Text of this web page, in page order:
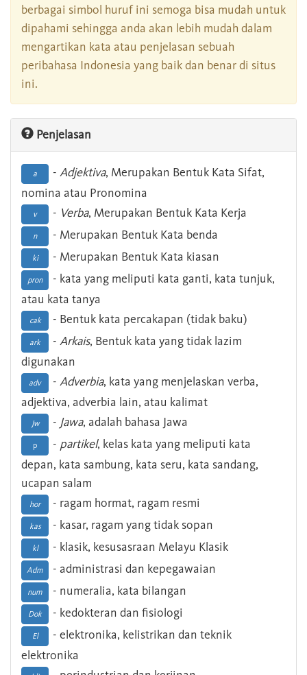
berbagai simbol huruf ini semoga bisa mudah untuk
dipahami sehingga anda akan lebih mudah dalam
mengartikan kata atau penjelasan sebuah
peribahasa Indonesia yang baik dan benar di situs
ini.
Penjelasan
a - Adjektiva, Merupakan Bentuk Kata Sifat,
nomina atau Pronomina
v - Verba, Merupakan Bentuk Kata Kerja
n - Merupakan Bentuk Kata benda
ki - Merupakan Bentuk Kata kiasan
pron
- kata yang meliputi kata ganti, kata tunjuk,
atau kata tanya
cak - Bentuk kata percakapan (tidak baku)
ark - Arkais, Bentuk kata yang tidak lazim
digunakan
adv - Adverbia, kata yang menjelaskan verba,
adjektiva, adverbia lain, atau kalimat
Jw - Jawa, adalah bahasa Jawa
p - partikel, kelas kata yang meliputi kata
depan, kata sambung, kata seru, kata sandang,
ucapan salam
hor - ragam hormat, ragam resmi
kas - kasar, ragam yang tidak sopan
kl - klasik, kesusasraan Melayu Klasik
Adm - administrasi dan kepegawaian
num - numeralia, kata bilangan
Dok - kedokteran dan fisiologi
El
- elektronika, kelistrikan dan teknik
elektronika